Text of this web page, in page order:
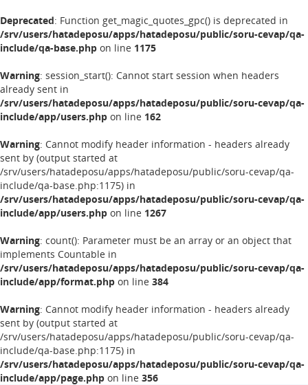
Deprecated: Function get_magic_quotes_gpc() is deprecated in
/srv/users/hatadeposu/apps/hatadeposu/public/soru-cevap/qa-
include/qa-base.php on line 1175
Warning: session_start(): Cannot start session when headers
already sent in
/srv/users/hatadeposu/apps/hatadeposu/public/soru-cevap/qa-
include/app/users.php on line 162
Warning: Cannot modify header information - headers already
sent by (output started at
/srv/users/hatadeposu/apps/hatadeposu/public/soru-cevap/qa-
include/qa-base.php:1175) in
/srv/users/hatadeposu/apps/hatadeposu/public/soru-cevap/qa-
include/app/users.php on line 1267
Warning: count(): Parameter must be an array or an object that
implements Countable in
/srv/users/hatadeposu/apps/hatadeposu/public/soru-cevap/qa-
include/app/format.php on line 384
Warning: Cannot modify header information - headers already
sent by (output started at
/srv/users/hatadeposu/apps/hatadeposu/public/soru-cevap/qa-
include/qa-base.php:1175) in
/srv/users/hatadeposu/apps/hatadeposu/public/soru-cevap/qa-
include/app/page.php on line 356